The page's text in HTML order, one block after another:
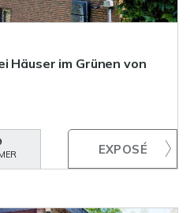
Häuser im Grünen von